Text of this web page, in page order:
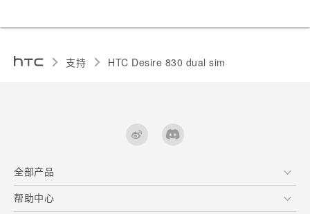
支持 HTC Desire 830 dual sim‎
全部产品
区块链智能手机
帮助中心